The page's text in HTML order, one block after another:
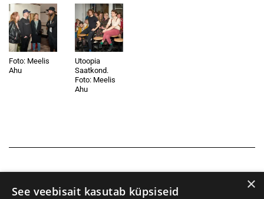
Foto: Meelis
Ahu
Utoopia
Saatkond.
Foto: Meelis
Ahu
×
See veebisait kasutab küpsiseid